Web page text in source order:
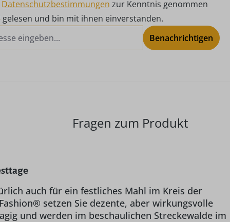
Datenschutzbestimmungen zur Kenntnis genommen
gelesen und bin mit ihnen einverstanden.
Benachrichtigen
Fragen zum Produkt
auch für ein festliches Mahl im Kreis der
setzen Sie dezente, aber wirkungsvolle
und werden im beschaulichen Streckewalde im